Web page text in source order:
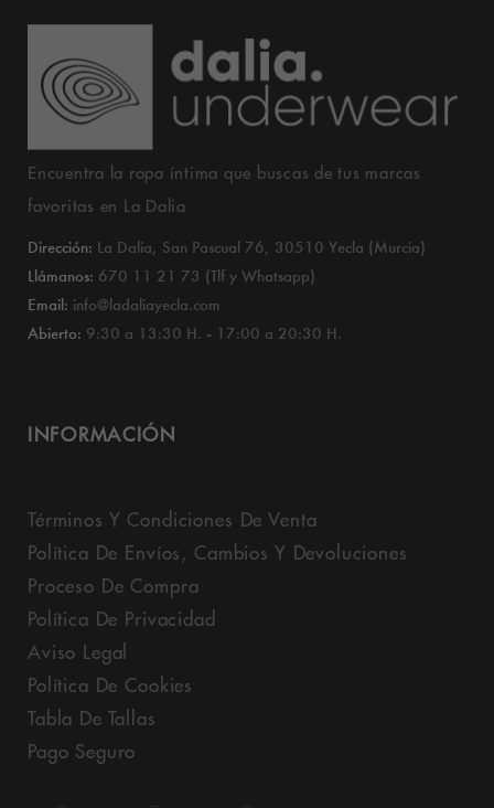
Encuentra la ropa íntima que buscas de tus marcas
favoritas en La Dalia
Dirección: La Dalia, San Pascual 76, 30510 Yecla (Murcia)
Llámanos: 670 11 21 73 (Tlf y Whatsapp)
Email: info@ladaliayecla.com
Abierto: 9:30 a 13:30 H. - 17:00 a 20:30 H.
INFORMACIÓN
Términos Y Condiciones De Venta
Política De Envíos, Cambios Y Devoluciones
Proceso De Compra
Política De Privacidad
Aviso Legal
Política De Cookies
Tabla De Tallas
Pago Seguro